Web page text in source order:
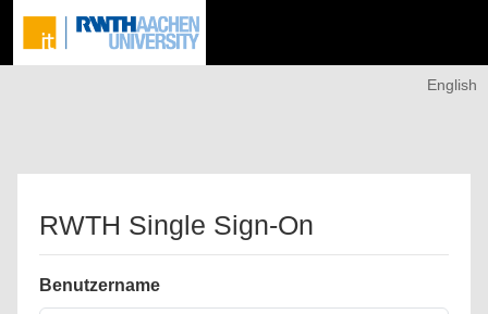
English
RWTH Single Sign-On
Benutzername